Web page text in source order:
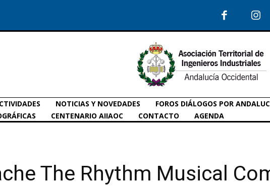
NOTICIAS Y NOVEDADES FOROS DIÁLOGOS POR
CENTENARIO AIIAOC CONTACTO AGENDA
The Rhythm Musical